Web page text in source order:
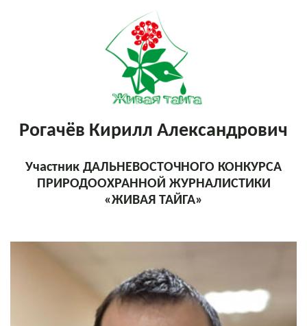
Рогачёв Кирилл Александрович
Участник ДАЛЬНЕВОСТОЧНОГО КОНКУРСА
ПРИРОДООХРАННОЙ ЖУРНАЛИСТИКИ
«ЖИВАЯ ТАЙГА»